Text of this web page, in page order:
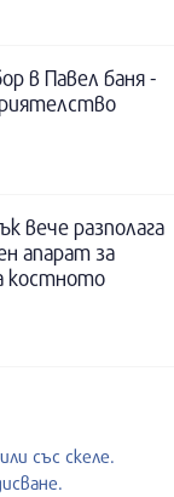
в Павел баня -
вече разполага
апарат за
костното
със скеле.